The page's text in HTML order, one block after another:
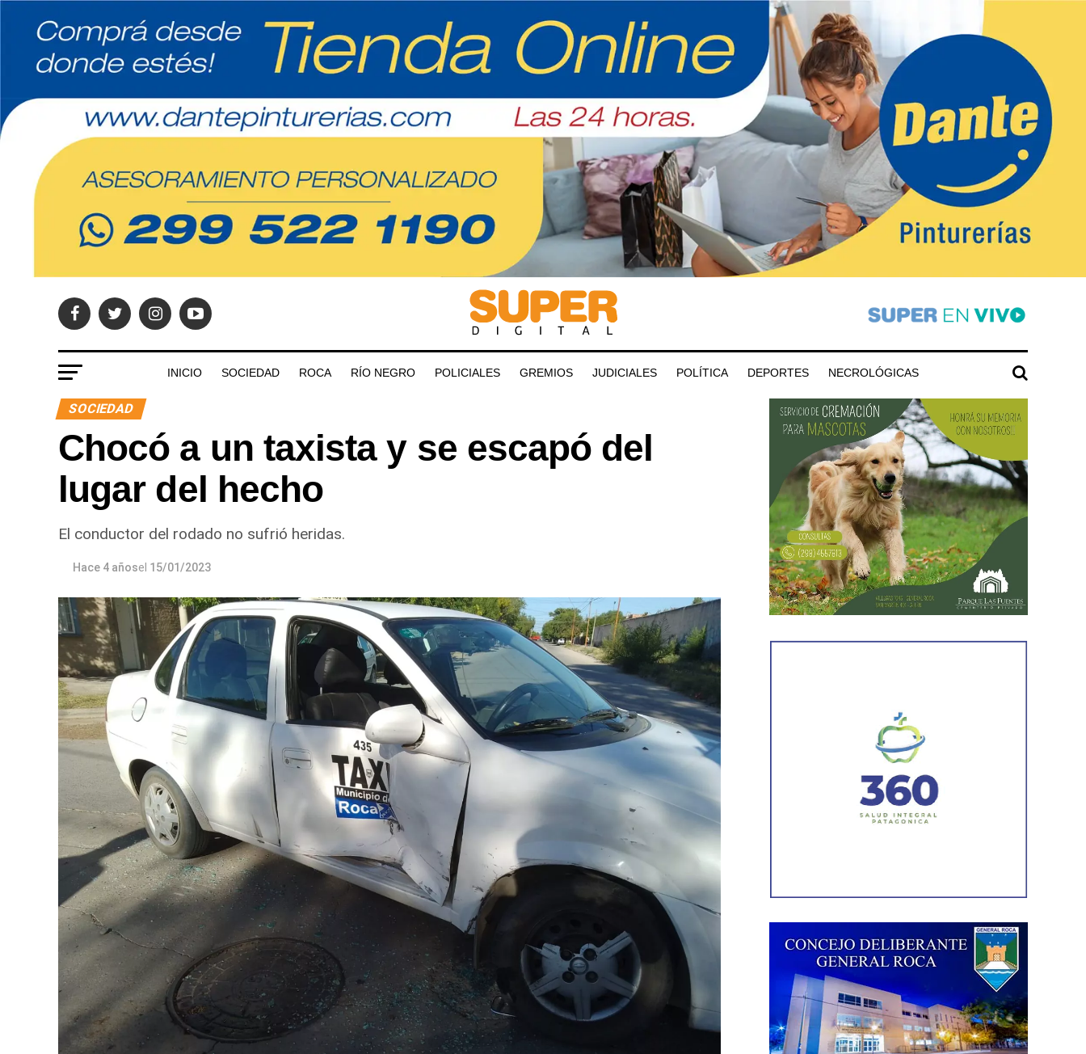
INICIO SOCIEDAD ROCA RÍO NEGRO POLICIALES GREMIOS JUDICIALES POLÍTICA DEPORTES NECROLÓGICAS
SOCIEDAD
Chocó a un taxista y se escapó del
lugar del hecho
El conductor del rodado no sufrió heridas.
Hace 4 añosel 15/01/2023